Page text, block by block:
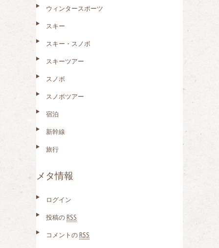
ウィンタースポーツ
スキー
スキー・スノボ
スキーツアー
スノボ
スノボツアー
宿泊
新幹線
旅行
メタ情報
ログイン
投稿のRSS
コメントのRSS